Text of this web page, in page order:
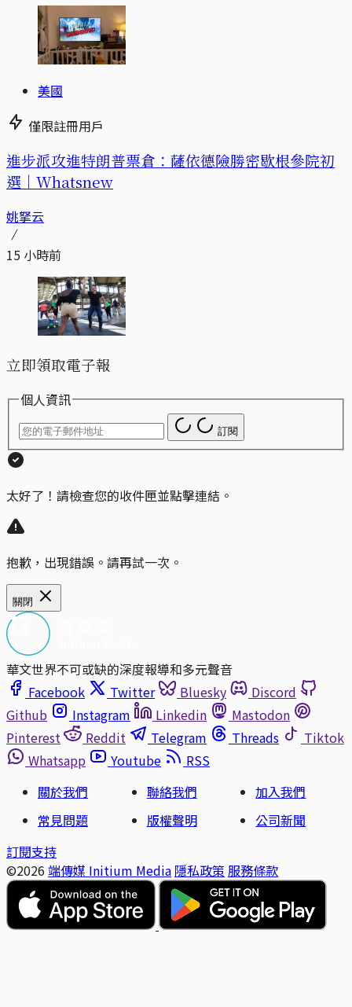
美國
僅限註冊用戶
進步派攻進特朗普票倉：薩依德險勝密歇根參院初
選｜Whatsnew
姚拏云
15 小時前
立即領取電子報
個人資訊
訂閱
太好了！請檢查您的收件匣並點擊連結。
抱歉，出現錯誤。請再試一次。
關閉
華文世界不可或缺的深度報導和多元聲音
Facebook
Twitter Bluesky
Discord
Github
Instagram Linkedin
Mastodon
Pinterest
Reddit Telegram Threads
Tiktok
Whatsapp
Youtube
RSS
關於我們
聯絡我們
加入我們
常見問題
版權聲明
公司新聞
訂閱支持
©2026 端傳媒 Initium Media 隱私政策 服務條款